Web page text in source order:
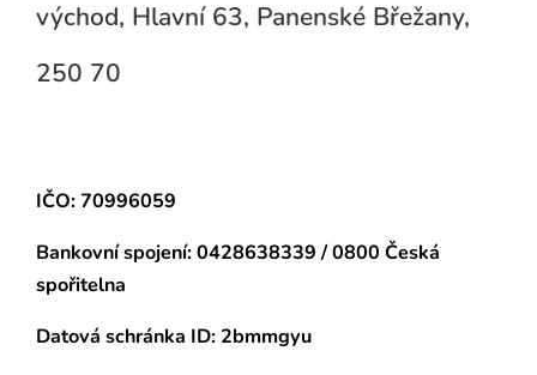
východ, Hlavní 63, Panenské Břežany,
250 70
IČO: 70996059
Bankovní spojení:0428638339 / 0800 Česká
spořitelna
Datová schránka ID: 2bmmgyu